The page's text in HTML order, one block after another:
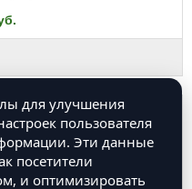
для улучшения
пользователя
Эти данные
посетители
и оптимизировать